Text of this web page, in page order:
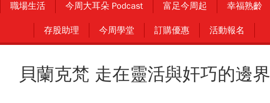
職場生活 今周大耳朵 Podcast 富足今周起 幸福熟齡
存股助理 今周學堂 訂購優惠 活動報名
貝蘭克梵 走在靈活與奸巧的邊界